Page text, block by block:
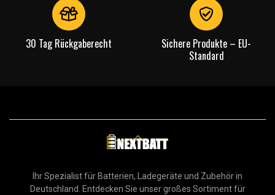
30 Tag Rückgaberecht
Sichere Produkte – EU-
Standard
Ihr Spezialist für Batterien, Ladegeräte und Zubehör in
Deutschland. Entdecken Sie unser großes Sortiment für